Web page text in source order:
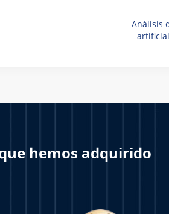
Análisis
hemos adquirido